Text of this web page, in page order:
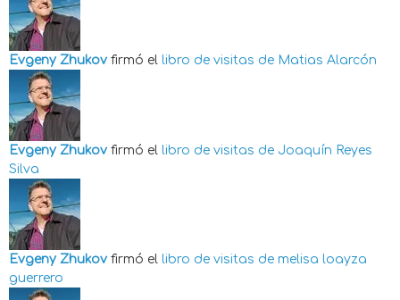
Evgeny Zhukov firmó el libro de visitas de Matias Alarcón
Evgeny Zhukov firmó el libro de visitas de Joaquín Reyes
Silva
Evgeny Zhukov firmó el libro de visitas de melisa loayza
guerrero